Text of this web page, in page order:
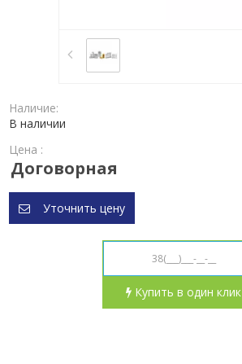
Наличие:
В наличии
Цена :
Договорная
Уточнить цену
Купить в один клик